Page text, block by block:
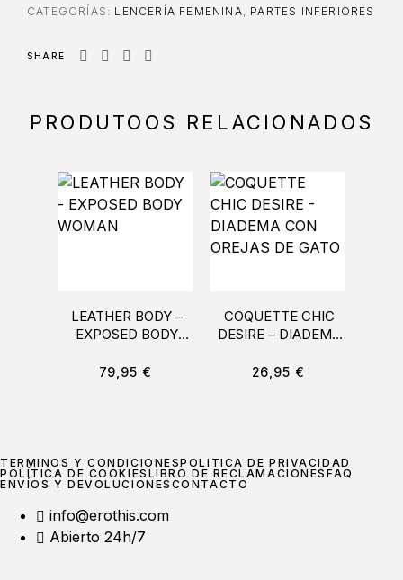
CATEGORÍAS: LENCERÍA FEMENINA PARTES INFERIORES
SHARE
PRODUTOOS RELACIONADOS
LEATHER BODY –
EXPOSED BODY
79,95 €
COQUETTE CHIC
DESIRE – DIADEMA
GATO
26,95 €
TÉRMINOS Y CONDICIONESPOLÍTICA DE PRIVACIDAD
POLÍTICA DE COOKIES LIBRO DE RECLAMACIONES FAQ
ENVÍOS Y DEVOLUCIONES CONTACTO
info@erothis.com
Abierto 24h/7